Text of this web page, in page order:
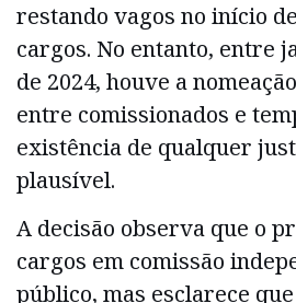
restando vagos no início
cargos. No entanto, entre
de 2024, houve a
entre comissionados e
existência de qualquer
plausível.
A decisão observa que o
cargos em comissão
público, mas esclarece